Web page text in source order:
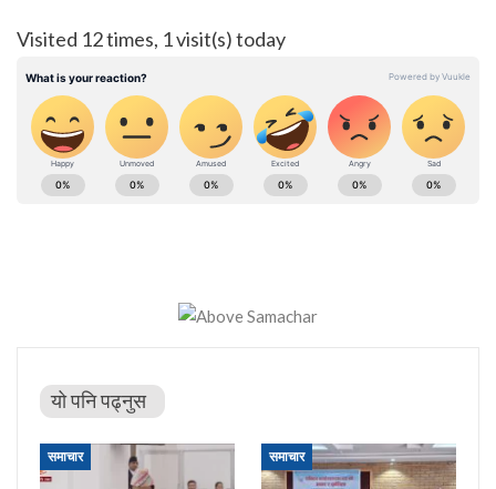
Visited 12 times, 1 visit(s) today
यो पनि पढ्नुस
समाचार समाचार